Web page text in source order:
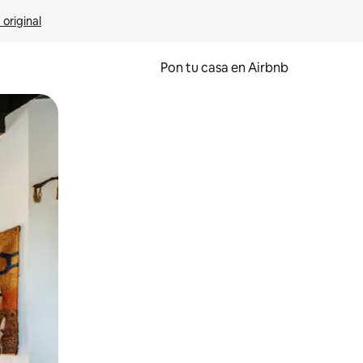
original
Pon tu casa en Airbnb
desliza el dedo.